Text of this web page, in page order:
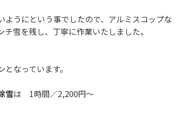
うにという事でしたので、アルミスコップな
雪を残し、丁寧に作業いたしました。
となっています。
雪は 1時間／2,200円～